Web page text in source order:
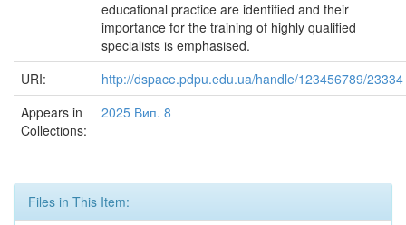
educational practice are identified and their
importance for the training of highly qualified
specialists is emphasised.
URI:
http://dspace.pdpu.edu.ua/handle/123456789/23334
Appears in
Collections:
2025 Вип. 8
Files in This Item: